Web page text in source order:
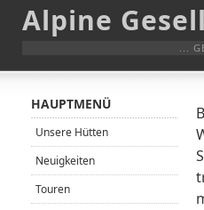
Alpine
...
HAUPTMENÜ
Unsere Hütten
Neuigkeiten
Touren